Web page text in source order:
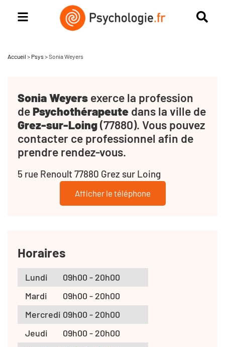
Accueil > Psys >Sonia Weyers
Sonia Weyers exerce la profession
dePsychothérapeute dans la ville de
Grez-sur-Loing(77880). Vous pouvez
contacter ce professionnel afin de
prendre rendez-vous.
5 rue Renoult 77880 Grez sur Loing
Afficher le téléphone
Horaires
Lundi
09h00 - 20h00
Mardi
09h00 - 20h00
Mercredi 09h00 - 20h00
Jeudi
09h00 - 20h00